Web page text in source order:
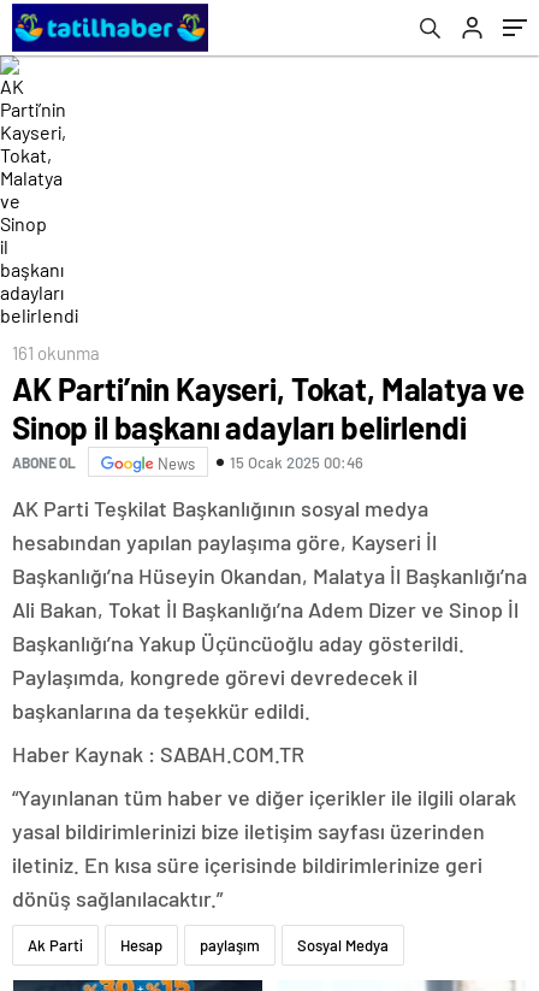
161 okunma
AK Parti’nin Kayseri, Tokat, Malatya ve
Sinop il başkanı adayları belirlendi
ABONE OL News 15 Ocak 2025 00:46
AK Parti Teşkilat Başkanlığının sosyal medya
hesabından yapılan paylaşıma göre, Kayseri İl
Başkanlığı’na Hüseyin Okandan, Malatya İl Başkanlığı’na
Ali Bakan, Tokat İl Başkanlığı’na Adem Dizer ve Sinop İl
Başkanlığı’na Yakup Üçüncüoğlu aday gösterildi.
Paylaşımda, kongrede görevi devredecek il
başkanlarına da teşekkür edildi.
Haber Kaynak : SABAH.COM.TR
“Yayınlanan tüm haber ve diğer içerikler ile ilgili olarak
yasal bildirimlerinizi bize iletişim sayfası üzerinden
iletiniz. En kısa süre içerisinde bildirimlerinize geri
dönüş sağlanılacaktır.”
Ak Parti Hesap paylaşım Sosyal Medya